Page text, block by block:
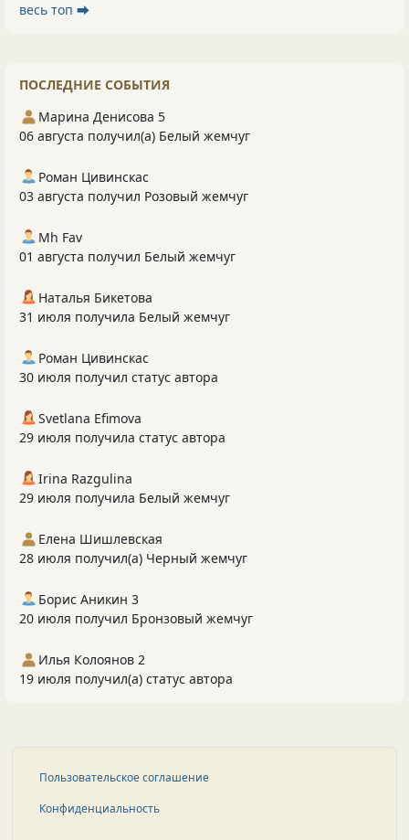
весь топ ⮕
ПОСЛЕДНИЕ СОБЫТИЯ
Марина Денисова 5
06 августа получил(а) Белый жемчуг
Роман Цивинскас
03 августа получил Розовый жемчуг
Mh Fav
01 августа получил Белый жемчуг
Наталья Бикетова
31 июля получила Белый жемчуг
Роман Цивинскас
30 июля получил статус автора
Svetlana Efimova
29 июля получила статус автора
Irina Razgulina
29 июля получила Белый жемчуг
Елена Шишлевская
28 июля получил(а) Черный жемчуг
Борис Аникин 3
20 июля получил Бронзовый жемчуг
Илья Колоянов 2
19 июля получил(а) статус автора
Пользовательское соглашение
Конфиденциальность